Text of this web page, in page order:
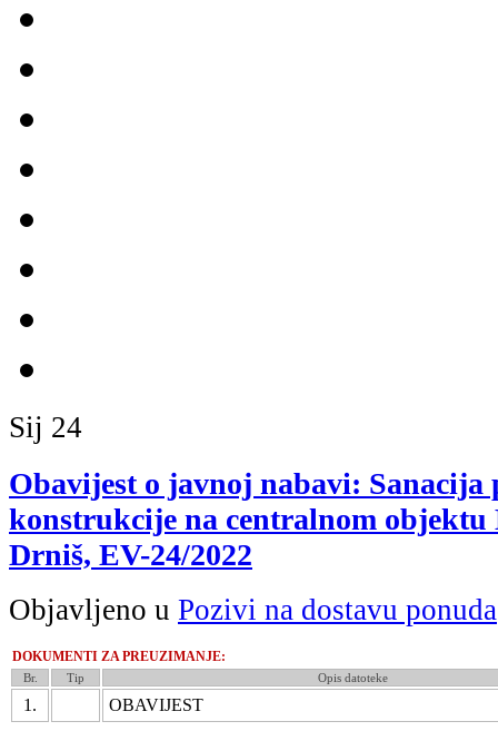
Sij 24
Obavijest o javnoj nabavi: Sanacija
konstrukcije na centralnom objektu
Drniš, EV-24/2022
Objavljeno u Pozivi na dostavu ponuda
DOKUMENTI ZA PREUZIMANJE:
Br. Tip Opis datoteke
1. OBAVIJEST